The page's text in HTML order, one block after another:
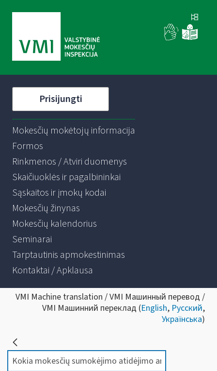
Prisijungti
Mokesčių mokėtojų informacija
Formos
Rinkmenos / Atviri duomenys
Skaičiuoklės ir pagalbininkai
Sąskaitos ir įmokų kodai
Mokesčių žinynas
Mokesčių kalendorius
Seminarai
Tarptautinis apmokestinimas
Kontaktai / Apklausa
VMI Machine translation / VMI Машинный перевод /
VMI Машинний переклад (English, Русский,
Українська)